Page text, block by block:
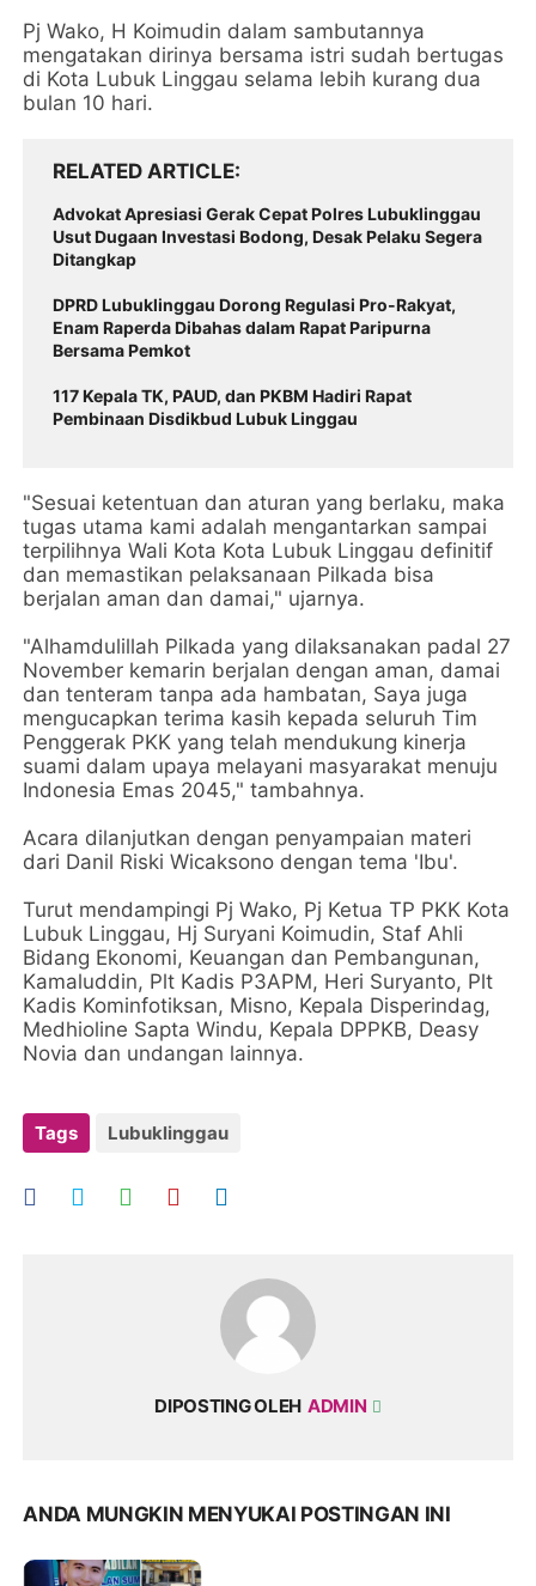
Pj Wako, H Koimudin dalam sambutannya
mengatakan dirinya bersama istri sudah bertugas
di Kota Lubuk Linggau selama lebih kurang dua
bulan 10 hari.
RELATED ARTICLE
Advokat Apresiasi Gerak Cepat Polres Lubuklinggau
Usut Dugaan Investasi Bodong, Desak Pelaku Segera
Ditangkap
DPRD Lubuklinggau Dorong Regulasi Pro-Rakyat,
Enam Raperda Dibahas dalam Rapat Paripurna
Bersama Pemkot
117 Kepala TK, PAUD, dan PKBM Hadiri Rapat
Pembinaan Disdikbud Lubuk Linggau
"Sesuai ketentuan dan aturan yang berlaku, maka
tugas utama kami adalah mengantarkan sampai
terpilihnya Wali Kota Kota Lubuk Linggau definitif
dan memastikan pelaksanaan Pilkada bisa
berjalan aman dan damai," ujarnya.
"Alhamdulillah Pilkada yang dilaksanakan padal 27
November kemarin berjalan dengan aman, damai
dan tenteram tanpa ada hambatan, Saya juga
mengucapkan terima kasih kepada seluruh Tim
Penggerak PKK yang telah mendukung kinerja
suami dalam upaya melayani masyarakat menuju
Indonesia Emas 2045," tambahnya.
Acara dilanjutkan dengan penyampaian materi
dari Danil Riski Wicaksono dengan tema 'Ibu'.
Turut mendampingi Pj Wako, Pj Ketua TP PKK Kota
Lubuk Linggau, Hj Suryani Koimudin, Staf Ahli
Bidang Ekonomi, Keuangan dan Pembangunan,
Kamaluddin, Plt Kadis P3APM, Heri Suryanto, Plt
Kadis Kominfotiksan, Misno, Kepala Disperindag,
Medhioline Sapta Windu, Kepala DPPKB, Deasy
Novia dan undangan lainnya.
Tags Lubuklinggau
DIPOSTING OLEH ADMIN
ANDA MUNGKIN MENYUKAI POSTINGAN INI